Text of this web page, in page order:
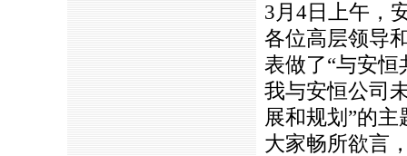
3月4日上午，
各位高层领导
表做了“与安恒
我与安恒公司
展和规划”的主
大家畅所欲言